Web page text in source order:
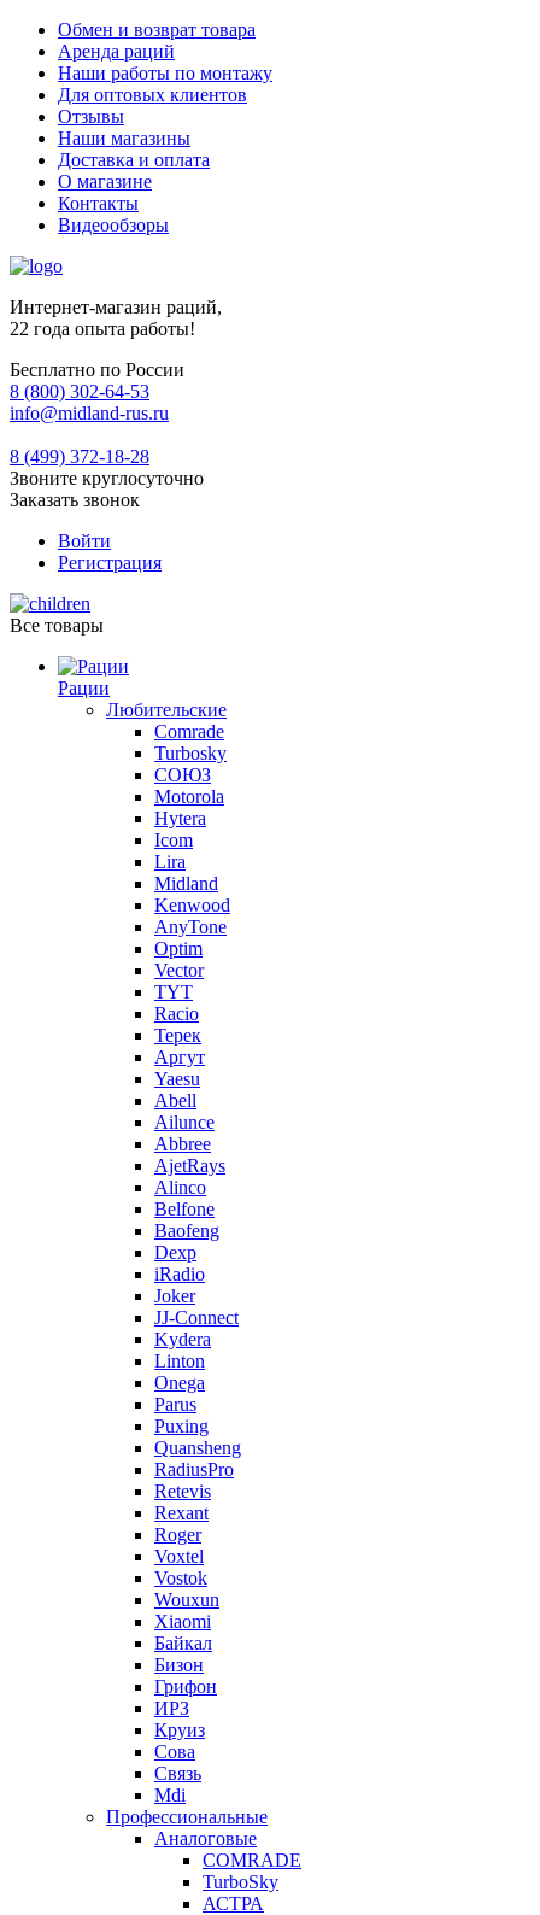
Обмен и возврат товара
Аренда раций
Наши работы по монтажу
Для оптовых клиентов
Отзывы
Наши магазины
Доставка и оплата
О магазине
Контакты
Видеообзоры
Интернет-магазин раций,
22 года опыта работы!
Бесплатно по России
8 (800) 302-64-53
info@midland-rus.ru
8 (499) 372-18-28
Звоните круглосуточно
Заказать звонок
Войти
Регистрация
Все товары
Рации
Любительские
Comrade
Turbosky
СОЮЗ
Motorola
Hytera
Icom
Lira
Midland
Kenwood
AnyTone
Optim
Vector
TYT
Racio
Терек
Аргут
Yaesu
Abell
Ailunce
Abbree
AjetRays
Alinco
Belfone
Baofeng
Dexp
iRadio
Joker
JJ-Connect
Kydera
Linton
Onega
Parus
Puxing
Quansheng
RadiusPro
Retevis
Rexant
Roger
Voxtel
Vostok
Wouxun
Xiaomi
Байкал
Бизон
Грифон
ИРЗ
Круиз
Сова
Связь
Mdi
Профессиональные
Аналоговые
COMRADE
TurboSky
АСТРА